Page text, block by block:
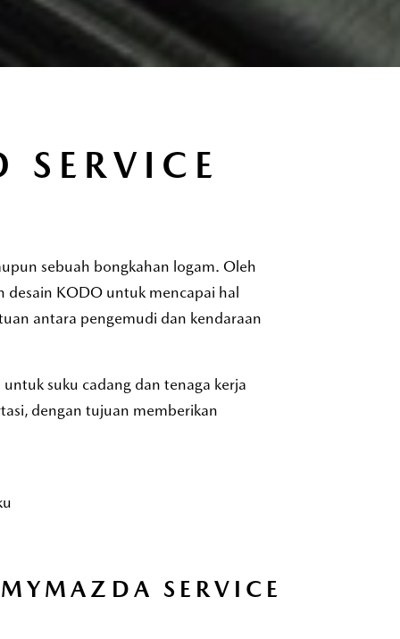
sebuah bongkahan logam. Oleh
desain KODO untuk mencapai hal
antara pengemudi dan kendaraan
suku cadang dan tenaga kerja
dengan tujuan memberikan
SERVICE